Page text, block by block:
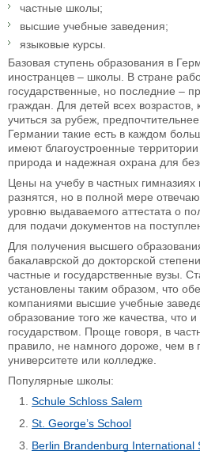
частные школы;
высшие учебные заведения;
языковые курсы.
Базовая ступень образования в
иностранцев – школы. В стране
государственные, но последние –
граждан. Для детей всех возрастов,
учиться за рубеж,
Германии такие есть в каждом
имеют благоустроенные
природа и надежная охрана для
Цены на учебу в частных
разнятся, но в полной мере
уровню выдаваемого аттестата о
для подачи документов на
Для получения высшего
бакалаврской до докторской
частные и государственные вузы.
установлены таким образом, что
компаниями высшие учебные
образование того же качества, что
государством. Проще говоря, в
правило, не намного дороже, чем в
университете или колледже.
Популярные школы:
Schule Schloss Salem
St. George’s School
Berlin Brandenburg International